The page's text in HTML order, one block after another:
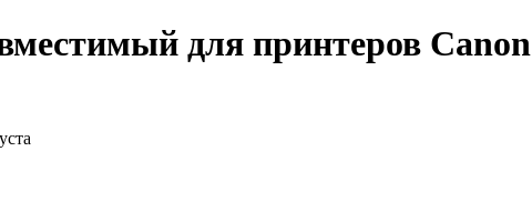
для принтеров Canon